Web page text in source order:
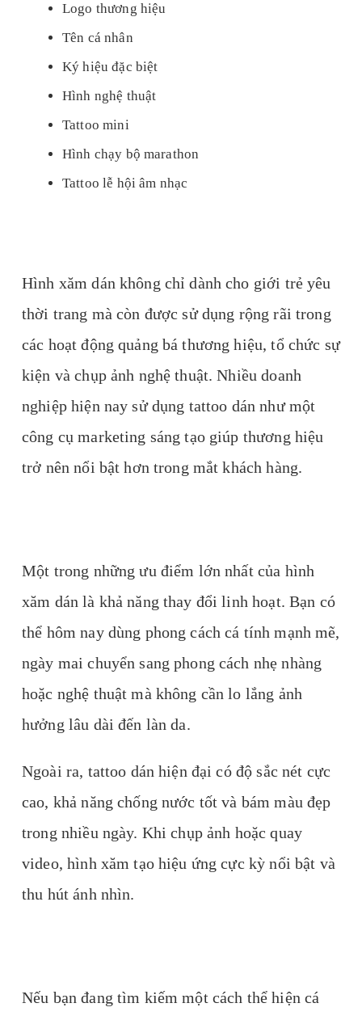
Logo thương hiệu
Tên cá nhân
Ký hiệu đặc biệt
Hình nghệ thuật
Tattoo mini
Hình chạy bộ marathon
Tattoo lễ hội âm nhạc
Hình xăm dán không chỉ dành cho giới trẻ yêu
thời trang mà còn được sử dụng rộng rãi trong
các hoạt động quảng bá thương hiệu, tổ chức sự
kiện và chụp ảnh nghệ thuật. Nhiều doanh
nghiệp hiện nay sử dụng tattoo dán như một
công cụ marketing sáng tạo giúp thương hiệu
trở nên nổi bật hơn trong mắt khách hàng.
Một trong những ưu điểm lớn nhất của hình
xăm dán là khả năng thay đổi linh hoạt. Bạn có
thể hôm nay dùng phong cách cá tính mạnh mẽ,
ngày mai chuyển sang phong cách nhẹ nhàng
hoặc nghệ thuật mà không cần lo lắng ảnh
hưởng lâu dài đến làn da.
Ngoài ra, tattoo dán hiện đại có độ sắc nét cực
cao, khả năng chống nước tốt và bám màu đẹp
trong nhiều ngày. Khi chụp ảnh hoặc quay
video, hình xăm tạo hiệu ứng cực kỳ nổi bật và
thu hút ánh nhìn.
Nếu bạn đang tìm kiếm một cách thể hiện cá